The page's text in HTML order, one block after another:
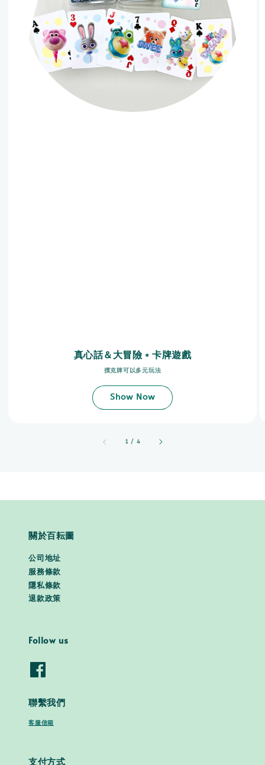
真心話＆大冒險﹡卡牌遊戲
撲克牌可以多元玩法
Show Now
1 / accessibility.of
4
關於百耘圖
公司地址
服務條款
隱私條款
退款政策
Follow us
聯繫我們
客服信箱
支付方式